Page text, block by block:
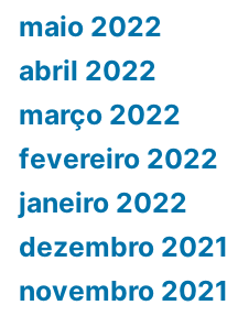
maio 2022
abril 2022
março 2022
fevereiro 2022
janeiro 2022
dezembro 2021
novembro 2021